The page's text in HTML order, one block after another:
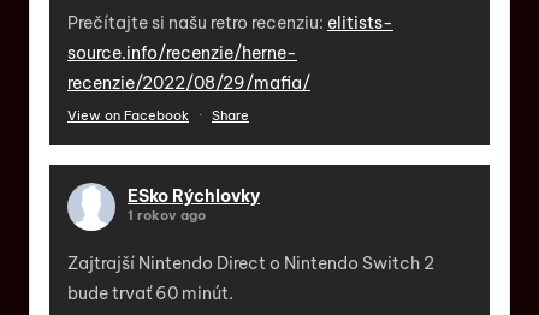
Prečítajte si našu retro recenziu: elitists-
source.info/recenzie/herne-
recenzie/2022/08/29/mafia/
View on Facebook · Share
ESko Rýchlovky
1 rokov ago
Zajtrajší Nintendo Direct o Nintendo Switch 2
bude trvať 60 minút.